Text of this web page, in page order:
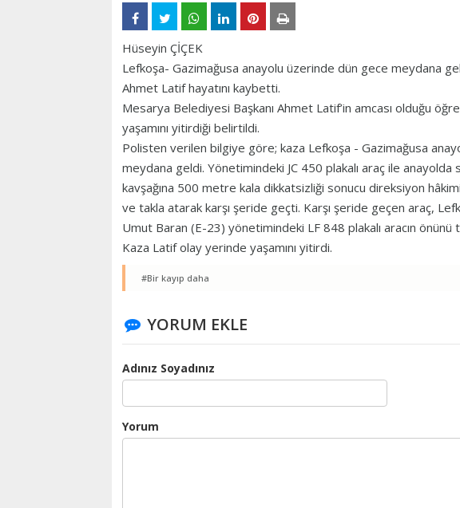
Hüseyin ÇİÇEK
Lefkoşa- Gazimağusa anayolu üzerinde dün gece meydana
Ahmet Latif hayatını kaybetti.
Mesarya Belediyesi Başkanı Ahmet Latif’in amcası olduğu
yaşamını yitirdiği belirtildi.
Polisten verilen bilgiye göre; kaza Lefkoşa - Gazimağusa
meydana geldi. Yönetimindeki JC 450 plakalı araç ile
kavşağına 500 metre kala dikkatsizliği sonucu direksiyon
ve takla atarak karşı şeride geçti. Karşı şeride geçen araç,
Umut Baran (E-23) yönetimindeki LF 848 plakalı aracın önünü
Kaza Latif olay yerinde yaşamını yitirdi.
#Bir kayıp daha
YORUM EKLE
Adınız Soyadınız
Yorum